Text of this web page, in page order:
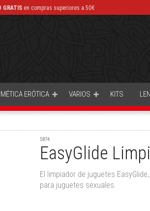
GRATIS en compras superiores a 50€
ERÓTICA VARIOS KITS
5874
EasyGlide
El limpiador de juguetes
para juguetes sexuales.